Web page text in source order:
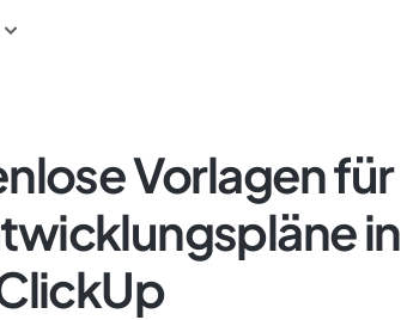
Vorlagen für
in